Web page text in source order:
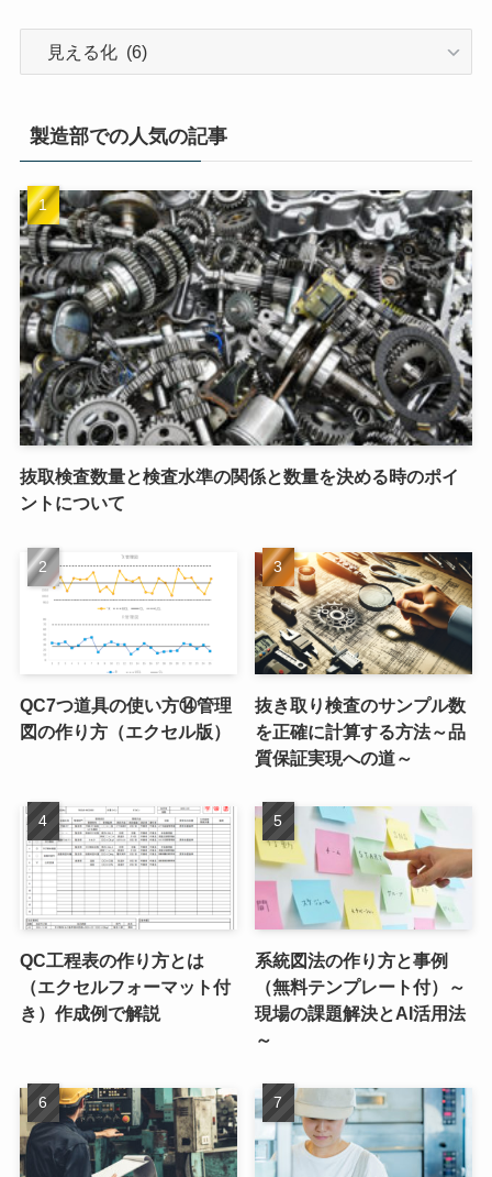
製造部での人気の記事
抜取検査数量と検査水準の関係と数量を決める時のポイ
ントについて
QC7つ道具の使い方⑭管理
図の作り方（エクセル版）
抜き取り検査のサンプル数
を正確に計算する方法～品
質保証実現への道～
QC工程表の作り方とは
（エクセルフォーマット付
き）作成例で解説
系統図法の作り方と事例
（無料テンプレート付）～
現場の課題解決とAI活用法
～